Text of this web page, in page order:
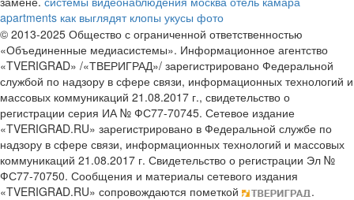
apartments как выглядят клопы укусы фото
© 2013-2025 Общество с ограниченной ответственностью
«Объединенные медиасистемы». Информационное агентство
«TVERIGRAD» /«ТВЕРИГРАД»/ зарегистрировано Федеральной
службой по надзору в сфере связи, информационных технологий и
массовых коммуникаций 21.08.2017 г., свидетельство о
регистрации серия ИА № ФС77-70745. Сетевое издание
«TVERIGRAD.RU» зарегистрировано в Федеральной службе по
надзору в сфере связи, информационных технологий и массовых
коммуникаций 21.08.2017 г. Свидетельство о регистрации Эл №
ФС77-70750. Сообщения и материалы сетевого издания
«TVERIGRAD.RU» сопровождаются пометкой
.